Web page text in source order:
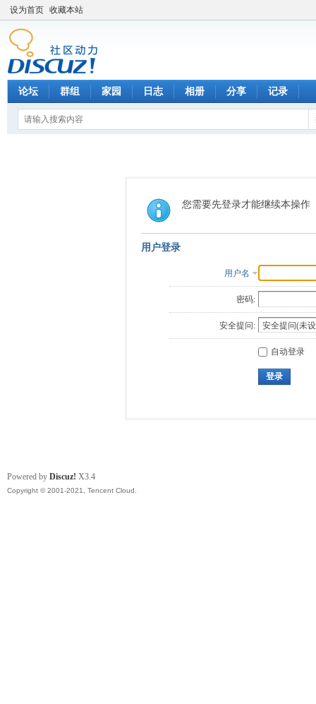
设为首页 收藏本站
论坛 群组 家园 日志 相册 分享 记录
您需要先登录才能继续本操作
用户登录
用户名
密码:
安全提问:
自动登录
登录
Powered by Discuz! X3.4
Copyright © 2001-2021, Tencent Cloud.